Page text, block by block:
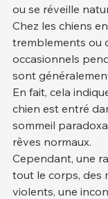
ou se réveille
Chez les chiens
tremblements ou
occasionnels
sont
En fait, cela
chien est entré
sommeil
rêves normaux.
Cependant, une
tout le corps, des
violents, une